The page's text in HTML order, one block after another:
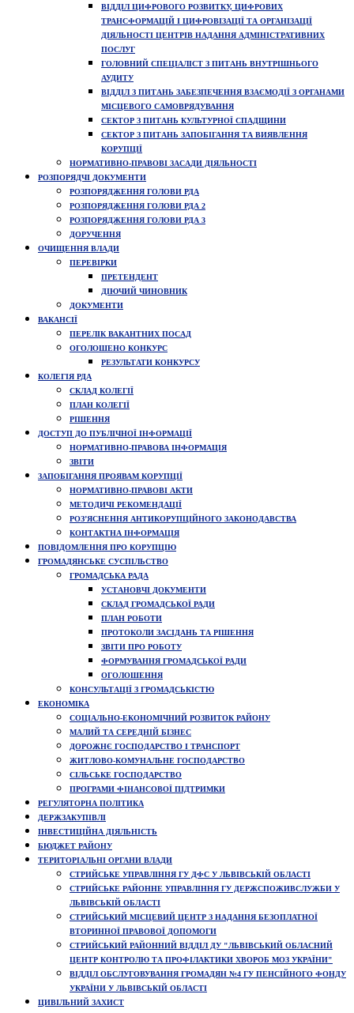
ВІДДІЛ ЦИФРОВОГО РОЗВИТКУ, ЦИФРОВИХ
ТРАНСФОРМАЦІЙ І ЦИФРОВІЗАЦІЇ ТА ОРГАНІЗАЦІЇ
ДІЯЛЬНОСТІ ЦЕНТРІВ НАДАННЯ АДМІНІСТРАТИВНИХ
ПОСЛУГ
ГОЛОВНИЙ СПЕЦІАЛІСТ З ПИТАНЬ ВНУТРІШНЬОГО
АУДИТУ
ВІДДІЛ З ПИТАНЬ ЗАБЕЗПЕЧЕННЯ ВЗАЄМОДІЇ З ОРГАНАМИ
МІСЦЕВОГО САМОВРЯДУВАННЯ
СЕКТОР З ПИТАНЬ КУЛЬТУРНОЇ СПАДЩИНИ
СЕКТОР З ПИТАНЬ ЗАПОБІГАННЯ ТА ВИЯВЛЕННЯ
КОРУПЦІЇ
НОРМАТИВНО-ПРАВОВІ ЗАСАДИ ДІЯЛЬНОСТІ
РОЗПОРЯДЧІ ДОКУМЕНТИ
РОЗПОРЯДЖЕННЯ ГОЛОВИ РДА
РОЗПОРЯДЖЕННЯ ГОЛОВИ РДА 2
РОЗПОРЯДЖЕННЯ ГОЛОВИ РДА 3
ДОРУЧЕННЯ
ОЧИЩЕННЯ ВЛАДИ
ПЕРЕВІРКИ
ПРЕТЕНДЕНТ
ДІЮЧИЙ ЧИНОВНИК
ДОКУМЕНТИ
ВАКАНСІЇ
ПЕРЕЛІК ВАКАНТНИХ ПОСАД
ОГОЛОШЕНО КОНКУРС
РЕЗУЛЬТАТИ КОНКУРСУ
КОЛЕГІЯ РДА
СКЛАД КОЛЕГІЇ
ПЛАН КОЛЕГІЇ
РІШЕННЯ
ДОСТУП ДО ПУБЛІЧНОЇ ІНФОРМАЦІЇ
НОРМАТИВНО-ПРАВОВА ІНФОРМАЦІЯ
ЗВІТИ
ЗАПОБІГАННЯ ПРОЯВАМ КОРУПЦІЇ
НОРМАТИВНО-ПРАВОВІ АКТИ
МЕТОДИЧІ РЕКОМЕНДАЦІЇ
РОЗ’ЯСНЕННЯ АНТИКОРУПЦІЙНОГО ЗАКОНОДАВСТВА
КОНТАКТНА ІНФОРМАЦІЯ
ПОВІДОМЛЕННЯ ПРО КОРУПЦІЮ
ГРОМАДЯНСЬКЕ СУСПІЛЬСТВО
ГРОМАДСЬКА РАДА
УСТАНОВЧІ ДОКУМЕНТИ
СКЛАД ГРОМАДСЬКОЇ РАДИ
ПЛАН РОБОТИ
ПРОТОКОЛИ ЗАСІДАНЬ ТА РІШЕННЯ
ЗВІТИ ПРО РОБОТУ
ФОРМУВАННЯ ГРОМАДСЬКОЇ РАДИ
ОГОЛОШЕННЯ
КОНСУЛЬТАЦІЇ З ГРОМАДСЬКІСТЮ
ЕКОНОМІКА
СОЦІАЛЬНО-ЕКОНОМІЧНИЙ РОЗВИТОК РАЙОНУ
МАЛИЙ ТА СЕРЕДНІЙ БІЗНЕС
ДОРОЖНЄ ГОСПОДАРСТВО І ТРАНСПОРТ
ЖИТЛОВО-КОМУНАЛЬНЕ ГОСПОДАРСТВО
СІЛЬСЬКЕ ГОСПОДАРСТВО
ПРОГРАМИ ФІНАНСОВОЇ ПІДТРИМКИ
РЕГУЛЯТОРНА ПОЛІТИКА
ДЕРЖЗАКУПІВЛІ
ІНВЕСТИЦІЙНА ДІЯЛЬНІСТЬ
БЮДЖЕТ РАЙОНУ
ТЕРИТОРІАЛЬНІ ОРГАНИ ВЛАДИ
СТРИЙСЬКЕ УПРАВЛІННЯ ГУ ДФС У ЛЬВІВСЬКІЙ ОБЛАСТІ
СТРИЙСЬКЕ РАЙОННЕ УПРАВЛІННЯ ГУ ДЕРЖСПОЖИВСЛУЖБИ У
ЛЬВІВСЬКІЙ ОБЛАСТІ
СТРИЙСЬКИЙ МІСЦЕВИЙ ЦЕНТР З НАДАННЯ БЕЗОПЛАТНОЇ
ВТОРИННОЇ ПРАВОВОЇ ДОПОМОГИ
СТРИЙСЬКИЙ РАЙОННИЙ ВІДДІЛ ДУ "ЛЬВІВСЬКИЙ ОБЛАСНИЙ
ЦЕНТР КОНТРОЛЮ ТА ПРОФІЛАКТИКИ ХВОРОБ МОЗ УКРАЇНИ"
ВІДДІЛ ОБСЛУГОВУВАННЯ ГРОМАДЯН №4 ГУ ПЕНСІЙНОГО ФОНДУ
УКРАЇНИ У ЛЬВІВСЬКІЙ ОБЛАСТІ
ЦИВІЛЬНИЙ ЗАХИСТ